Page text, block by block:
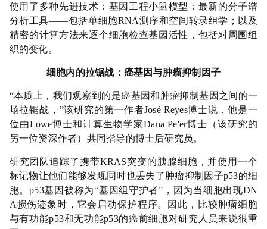
使用了多种先进技术：基因工程小鼠模型；最新的分子谱
分析工具——包括单细胞RNA测序和空间转录组学；以及
精密的计算方法来逐个细胞检查基因活性，包括对周围组
织的变化。
细胞内的拉锯战：癌基因与肿瘤抑制因子
“本质上，我们观察到的是癌基因和肿瘤抑制基因之间的一
场拉锯战，”该研究的第一作者José Reyes博士说，他是一
位由Lowe博士和计算生物学家Dana Pe'er博士（该研究的
另一位资深作者）共同指导的博士后研究员。
研究团队追踪了携带KRAS突变的胰腺细胞，并使用一个
标记物让他们能够发现同时也丢失了肿瘤抑制因子p53的细
胞。p53基因被称为“基因组守护者”，因为当细胞出现DN
A损伤迹象时，它会启动保护程序。因此，比较肿瘤细胞
与有功能p53和无功能p53的癌前细胞对研究人员来说很重